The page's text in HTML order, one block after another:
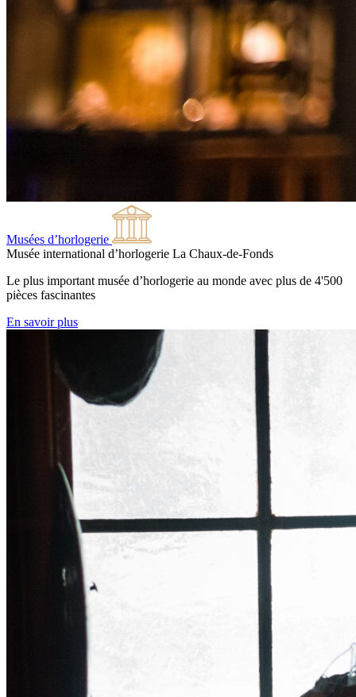
Musées d’horlogerie
Musée international d’horlogerie La Chaux-de-Fonds
Le plus important musée d’horlogerie au monde avec plus de 4'500
pièces fascinantes
En savoir plus